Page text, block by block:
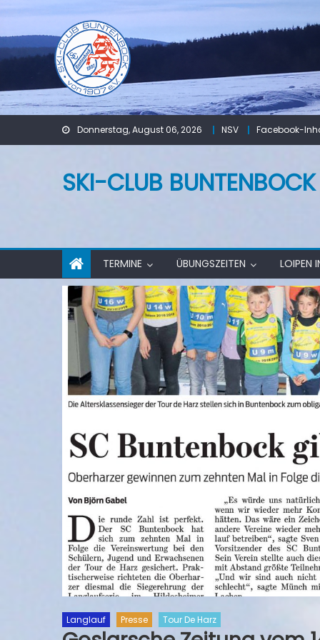
Skip
content
Donnerstag, August 06, 2026 NSV Facebook-
SKI-CLUB
TERMINE ÜBUNGSZEITEN LOIPEN
Langlauf Presse Tour De Harz